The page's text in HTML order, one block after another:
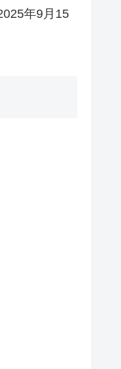
年9月15